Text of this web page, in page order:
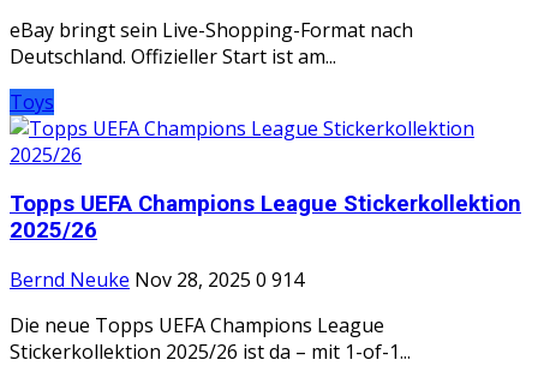
eBay bringt sein Live-Shopping-Format nach
Deutschland. Offizieller Start ist am...
Toys
Topps UEFA Champions League Stickerkollektion
2025/26
Bernd Neuke Nov 28, 2025 0 914
Die neue Topps UEFA Champions League
Stickerkollektion 2025/26 ist da – mit 1-of-1...